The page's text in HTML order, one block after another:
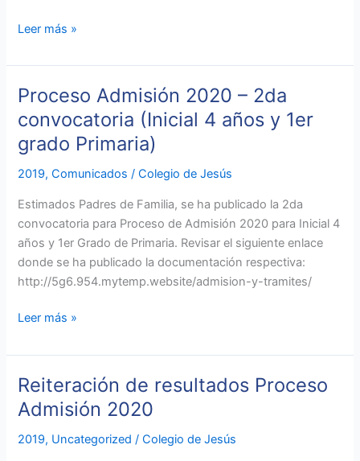
Leer más »
Proceso Admisión 2020 – 2da
convocatoria (Inicial 4 años y 1er
grado Primaria)
2019,Comunicados /Colegio de Jesús
Estimados Padres de Familia, se ha publicado la 2da
convocatoria para Proceso de Admisión 2020 para Inicial 4
años y 1er Grado de Primaria. Revisar el siguiente enlace
donde se ha publicado la documentación respectiva:
http://5g6.954.mytemp.website/admision-y-tramites/
Proceso
2020
–
2da
(Inicial
4
años
y
1er
Primaria)
Leer más »
Reiteración de resultados Proceso
Admisión 2020
2019, Uncategorized /Colegio de Jesús
Reiteración
de
resultados
Proceso